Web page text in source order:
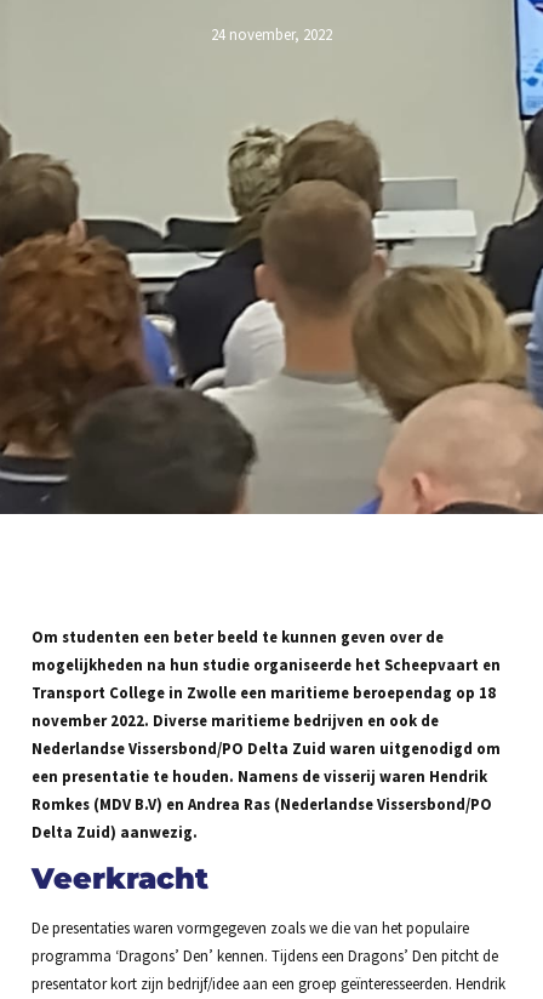
24 november, 2022
Om studenten een beter beeld te kunnen geven over de
mogelijkheden na hun studie organiseerde het Scheepvaart en
Transport College in Zwolle een maritieme beroependag op 18
november 2022. Diverse maritieme bedrijven en ook de
Nederlandse Vissersbond/PO Delta Zuid waren uitgenodigd om
een presentatie te houden. Namens de visserij waren Hendrik
Romkes (MDV B.V) en Andrea Ras (Nederlandse Vissersbond/PO
Delta Zuid) aanwezig.
Veerkracht
De presentaties waren vormgegeven zoals we die van het populaire
programma ‘Dragons’ Den’ kennen. Tijdens een Dragons’ Den pitcht de
presentator kort zijn bedrijf/idee aan een groep geïnteresseerden. Hendrik